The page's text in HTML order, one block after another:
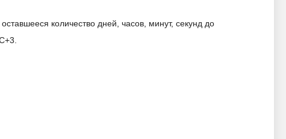
количество дней, часов, минут, секунд до